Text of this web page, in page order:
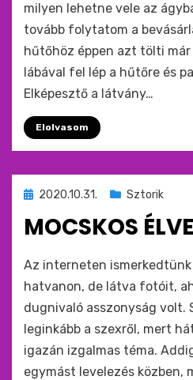
milyen lehetne vele az
tovább folytatom a
hűtőhöz éppen azt tölti már
lábával fel lép a hűtőre és
Elképesztő a látvány…
Elolvasom
Beküldve
2020.10.31. Sztorik
MOCSKOS
by monkey
Az interneten
hatvanon, de látva fotóit,
dugnivaló asszonyság volt.
leginkább a szexről, mert
igazán izgalmas téma.
egymást levelezés közben,